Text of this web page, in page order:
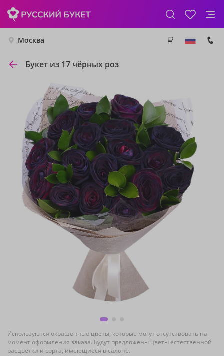
Москва
Букет из 17 чёрных роз
Используются окрашенные цветы, которые могут отсутствовать на
момент оформления заказа. Будут предложены цветы естественной
расцветки и сорта, имеющиеся в салоне.